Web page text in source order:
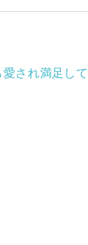
され満足し